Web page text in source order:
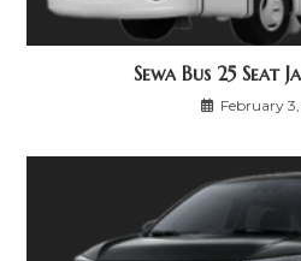
Sewa Bus 25 Seat
February